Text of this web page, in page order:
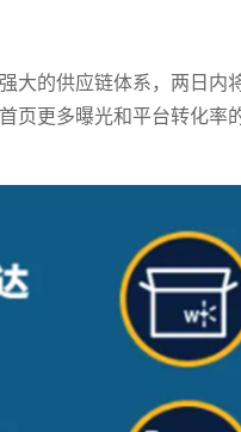
大的供应链体系，两日
页更多曝光和平台转化